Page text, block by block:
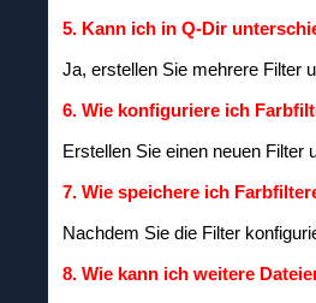
5. Kann ich in Q-Dir
Ja, erstellen Sie mehrere Filter
6. Wie konfiguriere ich
Erstellen Sie einen neuen Filter
7. Wie speichere ich
Nachdem Sie die Filter
8. Wie kann ich weitere